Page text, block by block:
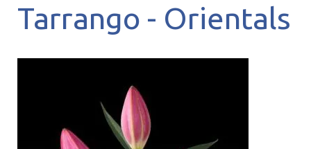
Tarrango - Orientals